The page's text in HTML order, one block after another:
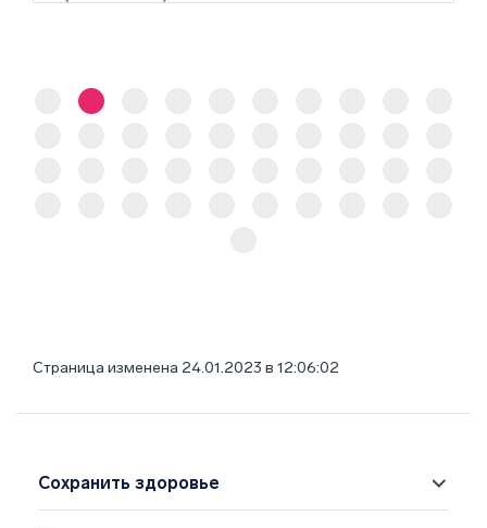
Страница изменена 24.01.2023 в 12:06:02
Сохранить здоровье